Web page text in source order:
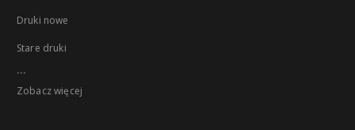
Druki nowe
Stare druki
...
Zobacz więcej